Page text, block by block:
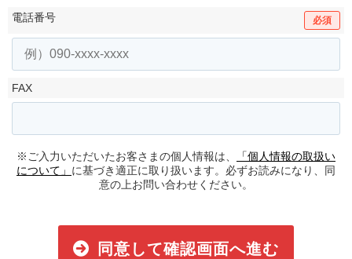
電話番号 必須
FAX
※ご入力いただいたお客さまの個人情報は、
「個人情報の取扱い
について」 に基づき適正に取り扱います。必ずお読みになり、同
意の上お問い合わせください。
同意して確認画面へ進む